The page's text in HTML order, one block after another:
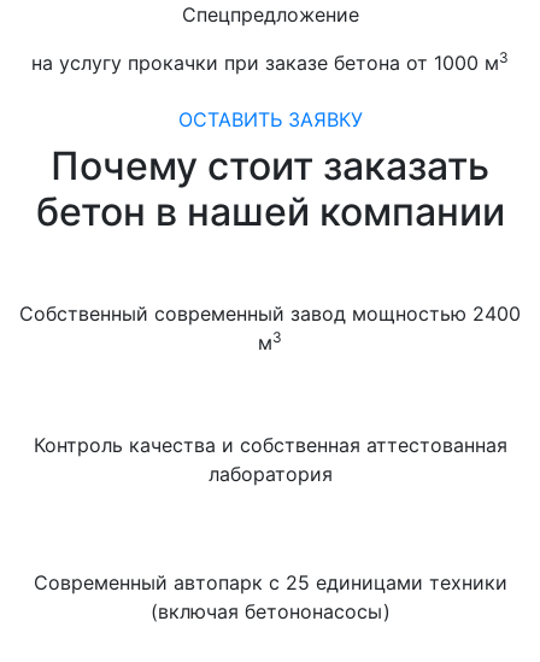
Спецпредложение
на услугу прокачки при заказе бетона от 1000 м3
ОСТАВИТЬ ЗАЯВКУ
Почему стоит заказать
бетон в нашей компании
Собственный современный завод мощностью 2400
м3
Контроль качества и собственная аттестованная
лаборатория
Современный автопарк с 25 единицами техники
(включая бетононасосы)